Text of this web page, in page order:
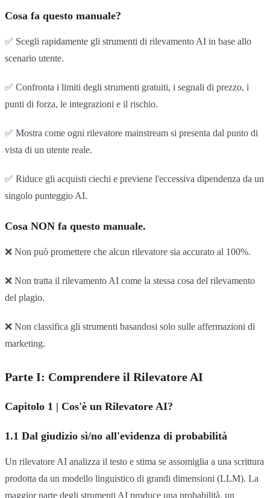
Cosa fa questo manuale?
✅ Scegli rapidamente gli strumenti di rilevamento AI in base allo
scenario utente.
✅ Confronta i limiti degli strumenti gratuiti, i segnali di prezzo, i
punti di forza, le integrazioni e il rischio.
✅ Mostra come ogni rilevatore mainstream si presenta dal punto di
vista di un utente reale.
✅ Riduce gli acquisti ciechi e previene l'eccessiva dipendenza da un
singolo punteggio AI.
Cosa NON fa questo manuale.
❌ Non può promettere che alcun rilevatore sia accurato al 100%.
❌ Non tratta il rilevamento AI come la stessa cosa del rilevamento
del plagio.
❌ Non classifica gli strumenti basandosi solo sulle affermazioni di
marketing.
Parte I: Comprendere il Rilevatore AI
Capitolo 1 | Cos'è un Rilevatore AI?
1.1 Dal giudizio sì/no all'evidenza di probabilità
Un rilevatore AI analizza il testo e stima se assomiglia a una scrittura
prodotta da un modello linguistico di grandi dimensioni (LLM). La
maggior parte degli strumenti AI produce una probabilità, un